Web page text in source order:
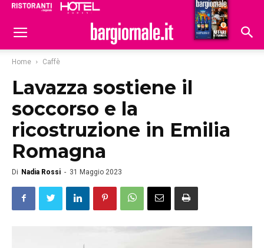
Hoteldomani
Home Caffè
Lavazza sostiene il
soccorso e la
ricostruzione in Emilia
Romagna
Di Nadia Rossi - 31 Maggio 2023